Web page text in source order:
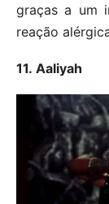
graças a um
reação
11. Aaliyah